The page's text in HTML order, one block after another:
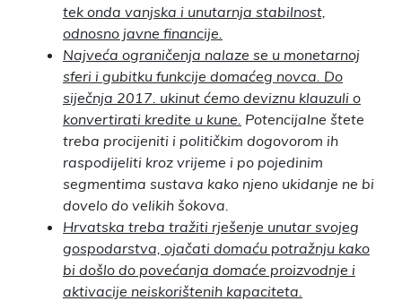
tek onda vanjska i unutarnja stabilnost,
odnosno javne financije.
Najveća ograničenja nalaze se u monetarnoj
sferi i gubitku funkcije domaćeg novca. Do
siječnja 2017. ukinut ćemo deviznu klauzuli o
konvertirati kredite u kune. Potencijalne štete
treba procijeniti i političkim dogovorom ih
raspodijeliti kroz vrijeme i po pojedinim
segmentima sustava kako njeno ukidanje ne bi
dovelo do velikih šokova.
Hrvatska treba tražiti rješenje unutar svojeg
gospodarstva, ojačati domaću potražnju kako
bi došlo do povećanja domaće proizvodnje i
aktivacije neiskorištenih kapaciteta.